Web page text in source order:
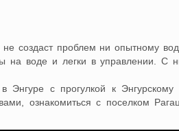
создаст проблем ни опытному
на воде и легки в управлении. С
Энгуре с прогулкой к
ознакомиться с поселком